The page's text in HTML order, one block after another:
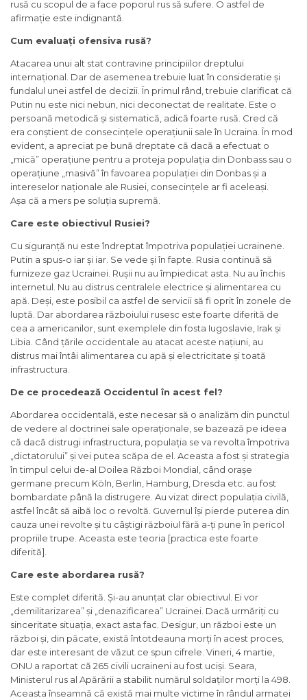
rusă cu scopul de a face poporul rus să sufere. O astfel de
afirmație este indignantă.
Cum evaluați ofensiva rusă?
Atacarea unui alt stat contravine principiilor dreptului
internațional. Dar de asemenea trebuie luat în consideratie și
fundalul unei astfel de decizii. În primul rând, trebuie clarificat că
Putin nu este nici nebun, nici deconectat de realitate. Este o
persoană metodică și sistematică, adică foarte rusă. Cred că
era conștient de consecințele operațiunii sale în Ucraina. În mod
evident, a apreciat pe bună dreptate că dacă a efectuat o
„mică” operațiune pentru a proteja populația din Donbass sau o
operațiune „masivă” în favoarea populației din Donbas și a
intereselor naționale ale Rusiei, consecințele ar fi aceleași.
Așa că a mers pe soluția supremă.
Care este obiectivul Rusiei?
Cu siguranță nu este îndreptat împotriva populației ucrainene.
Putin a spus-o iar și iar. Se vede și în fapte. Rusia continuă să
furnizeze gaz Ucrainei. Rușii nu au împiedicat asta. Nu au închis
internetul. Nu au distrus centralele electrice și alimentarea cu
apă. Deși, este posibil ca astfel de servicii să fi oprit în zonele de
luptă. Dar abordarea războiului rusesc este foarte diferită de
cea a americanilor, sunt exemplele din fosta Iugoslavie, Irak și
Libia. Când țările occidentale au atacat aceste națiuni, au
distrus mai întâi alimentarea cu apă și electricitate și toată
infrastructura.
De ce procedează Occidentul în acest fel?
Abordarea occidentală, este necesar să o analizăm din punctul
de vedere al doctrinei sale operaționale, se bazează pe ideea
că dacă distrugi infrastructura, populația se va revolta împotriva
„dictatorului” și vei putea scăpa de el. Aceasta a fost și strategia
în timpul celui de-al Doilea Război Mondial, când orașe
germane precum Köln, Berlin, Hamburg, Dresda etc. au fost
bombardate până la distrugere. Au vizat direct populația civilă,
astfel încât să aibă loc o revoltă. Guvernul își pierde puterea din
cauza unei revolte și tu câștigi războiul fără a-ți pune în pericol
propriile trupe. Aceasta este teoria [practica este foarte
diferită].
Care este abordarea rusă?
Este complet diferită. Și-au anunțat clar obiectivul. Ei vor
„demilitarizarea” și „denazificarea” Ucrainei. Dacă urmăriți cu
sinceritate situația, exact asta fac. Desigur, un război este un
război și, din păcate, există întotdeauna morți în acest proces,
dar este interesant de văzut ce spun cifrele. Vineri, 4 martie,
ONU a raportat că 265 civili ucraineni au fost uciși. Seara,
Ministerul rus al Apărării a stabilit numărul soldaților morți la 498.
Aceasta înseamnă că există mai multe victime în rândul armatei